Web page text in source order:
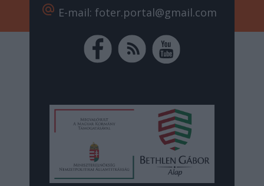
alternate_email E-mail: foter.portal@gmail.com